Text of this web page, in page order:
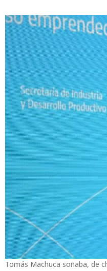
Tomás Machuca soñaba, de